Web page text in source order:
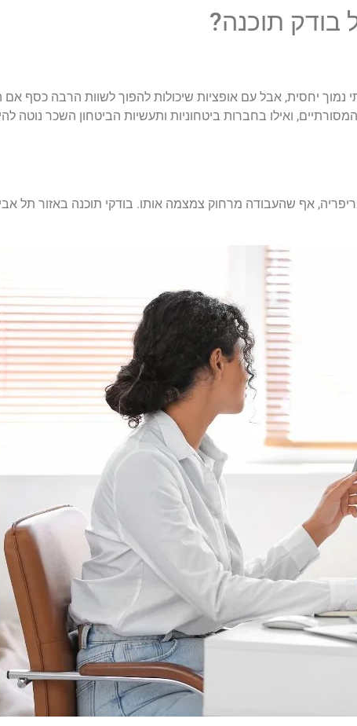
תוכנה?
יחסית, אבל עם אופציות שיכולות להפוך לשוות הרבה כסף אם
ואילו בחברות ביטחוניות ותעשיות הביטחון השכר נוטה